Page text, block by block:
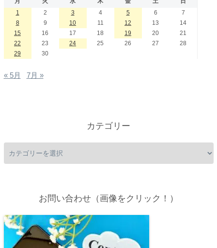
1
2 3 4 5 6
7
8
9 10 11 12 13
14
15
16 17 18 19 20
21
22
23 24 25 26 27
28
29
30
« 5月 7月 »
カテゴリー
お問い合わせ（画像をクリック！）